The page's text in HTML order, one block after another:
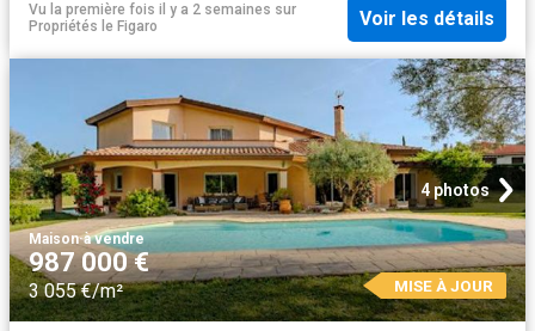
Vu la première fois il y a 2 semaines sur
Propriétés le Figaro
Voir les détails
4 photos
Maison·à vendre
987 000 €
3 055 €/m² MISE À JOUR